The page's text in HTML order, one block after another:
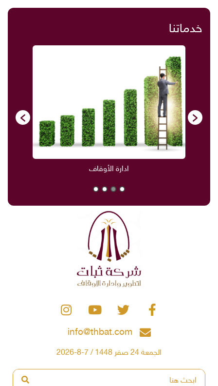
خدماتنا
ادارة الأوقاف
info@thbat.com
الجمعة 24 صفر 1448 / 7-8-2026